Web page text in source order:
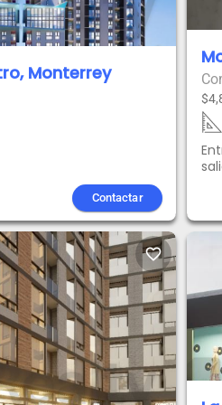
Monterrey
Contactar
favorite_border